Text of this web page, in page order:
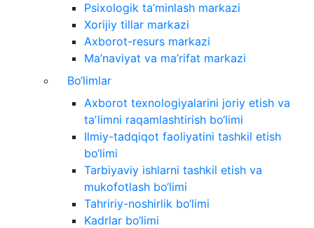
Psixologik ta’minlash markazi
Xorijiy tillar markazi
Axborot-resurs markazi
Ma’naviyat va ma’rifat markazi
Bo‘limlar
Axborot texnologiyalarini joriy etish va
taʼlimni raqamlashtirish bo‘limi
Ilmiy-tadqiqot faoliyatini tashkil etish
bo‘limi
Tarbiyaviy ishlarni tashkil etish va
mukofotlash bo‘limi
Tahririy-noshirlik bo‘limi
Kadrlar bo‘limi